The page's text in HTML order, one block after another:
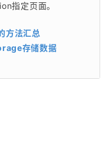
指定页面。
方法汇总
存储数据